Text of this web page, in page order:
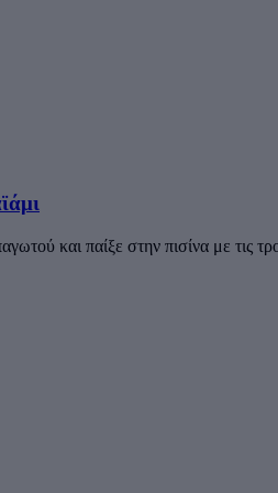
και παίξε στην πισίνα με τις